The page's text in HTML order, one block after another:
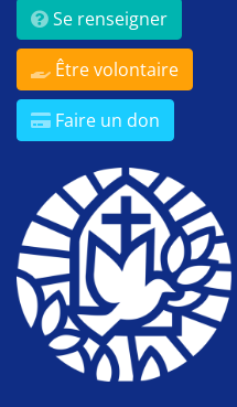
Se renseigner
Être volontaire
Faire un don